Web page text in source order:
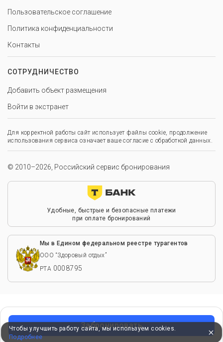
Забронировать
Пользовательское соглашение
Политика конфиденциальности
Контакты
СОТРУДНИЧЕСТВО
Добавить объект размещения
Войти в экстранет
Для корректной работы сайт использует файлы cookie, продолжение
использования сервиса означает ваше согласие с обработкой данных.
© 2010–2026, Российский сервис бронирования
Удобные, быстрые и безопасные платежи
при оплате бронирований
Мы в Едином федеральном реестре турагентов
ООО “Здоровый отдых”
РТА 0008795
Чтобы улучшить работу сайта, мы используем cookies.
Подробнее